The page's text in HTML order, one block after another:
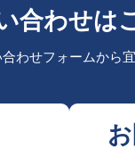
合わせは
わせフォームから